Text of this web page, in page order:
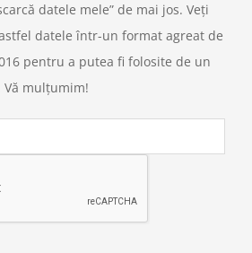
datele mele” de mai jos. Veți
datele într-un format agreat de
pentru a putea fi folosite de un
mulțumim!